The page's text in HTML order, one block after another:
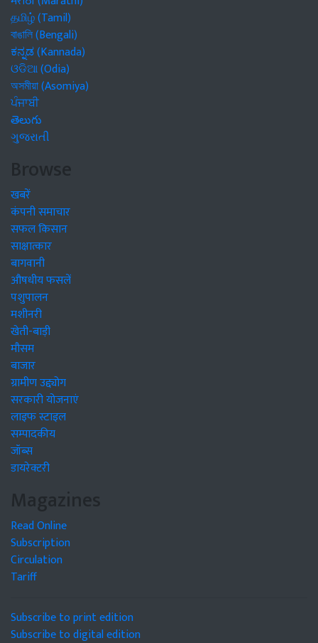
தமிழ் (Tamil)
বাঙালি (Bengali)
ಕನ್ನಡ (Kannada)
ଓଡିଆ (Odia)
অসমীয়া (Asomiya)
ਪੰਜਾਬੀ
తెలుగు
ગુજરાતી
Browse
खबरें
कंपनी समाचार
सफल किसान
साक्षात्कार
बागवानी
औषधीय फसलें
पशुपालन
मशीनरी
खेती-बाड़ी
मौसम
बाजार
ग्रामीण उद्द्योग
सरकारी योजनाएं
लाइफ स्टाइल
सम्पादकीय
जॉब्स
डायरेक्टरी
Magazines
Read Online
Subscription
Circulation
Tariff
Subscribe to print edition
Subscribe to digital edition